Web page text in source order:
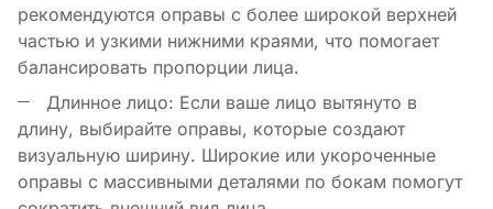
рекомендуются оправы с более широкой верхней
частью и узкими нижними краями, что помогает
балансировать пропорции лица.
Длинное лицо: Если ваше лицо вытянуто в
длину, выбирайте оправы, которые создают
визуальную ширину. Широкие или укороченные
оправы с массивными деталями по бокам помогут